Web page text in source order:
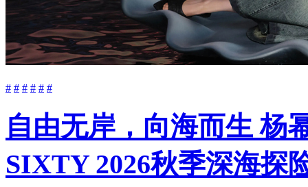
# # # # # #
自由无岸，向海而生 杨
SIXTY 2026秋季深海探